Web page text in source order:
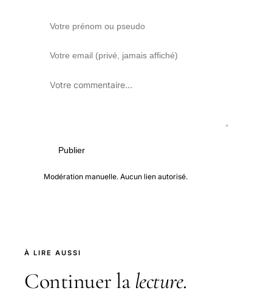
Publier
Modération manuelle. Aucun lien autorisé.
À LIRE AUSSI
Continuer la lecture.